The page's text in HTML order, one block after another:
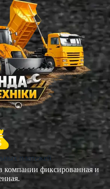
платежей
компании фиксированная и